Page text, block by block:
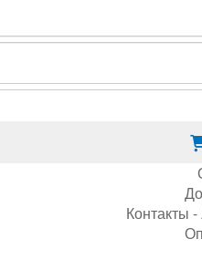
Контакты